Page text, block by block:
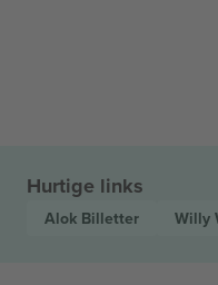
Hurtige links
Alok Billetter Willy